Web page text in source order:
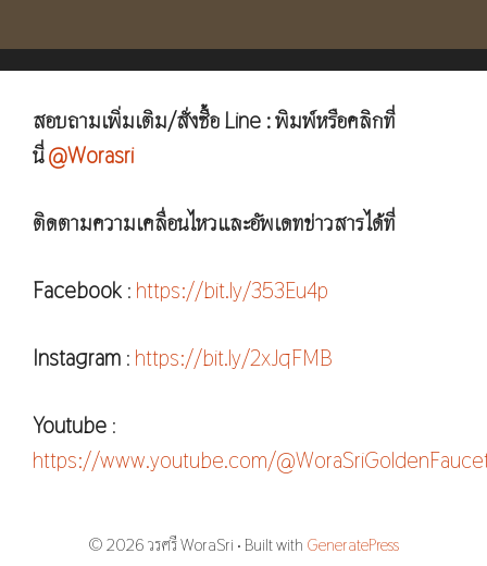
สอบถามเพิ่มเติม/สั่งซื้อ Line : พิมพ์หรือคลิกที่
นี่@Worasri
ติดตามความเคลื่อนไหวและอัพเดทข่าวสารได้ที่
Facebook : https://bit.ly/353Eu4p
Instagram : https://bit.ly/2xJqFMB
Youtube :
https://www.youtube.com/
© 2026 วรศรี WoraSri • Built with GeneratePress